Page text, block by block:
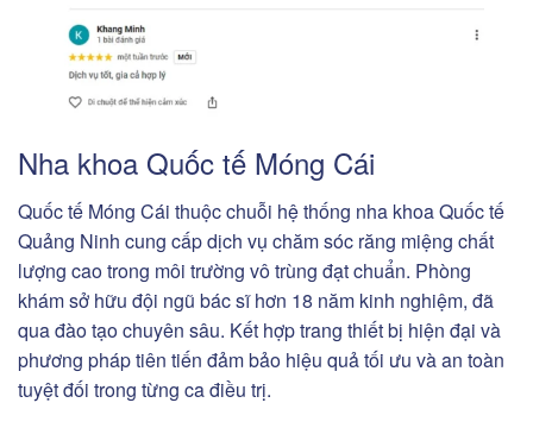
Nha khoa Quốc tế Móng Cái
Quốc tế Móng Cái thuộc chuỗi hệ thống nha khoa Quốc tế
Quảng Ninh cung cấp dịch vụ chăm sóc răng miệng chất
lượng cao trong môi trường vô trùng đạt chuẩn. Phòng
khám sở hữu đội ngũ bác sĩ hơn 18 năm kinh nghiệm, đã
qua đào tạo chuyên sâu. Kết hợp trang thiết bị hiện đại và
phương pháp tiên tiến đảm bảo hiệu quả tối ưu và an toàn
tuyệt đối trong từng ca điều trị.